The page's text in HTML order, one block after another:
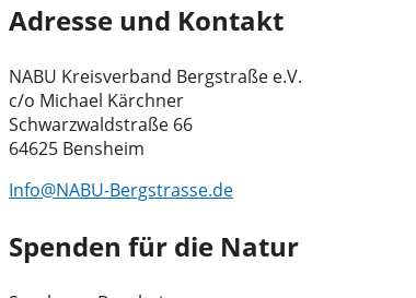
Adresse und Kontakt
NABU Kreisverband Bergstraße e.V.
c/o Michael Kärchner
Schwarzwaldstraße 66
64625 Bensheim
Info@NABU-Bergstrasse.de
Spenden für die Natur